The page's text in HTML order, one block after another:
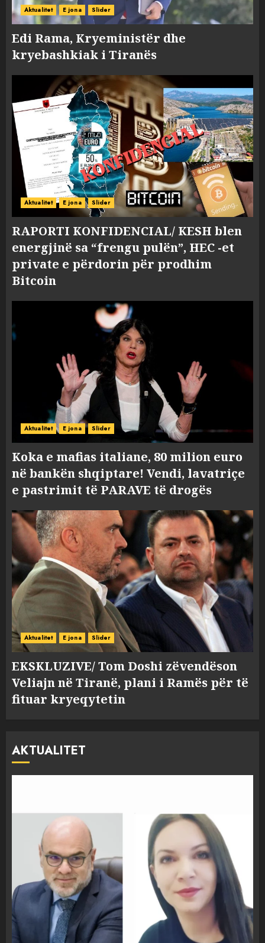
Aktualitet E jona Slider
Edi Rama, Kryeministër dhe
kryebashkiak i Tiranës
Aktualitet E jona Slider
RAPORTI KONFIDENCIAL/ KESH blen
energjinë sa “frengu pulën”, HEC -et
private e përdorin për prodhim
Bitcoin
Aktualitet E jona Slider
Koka e mafias italiane, 80 milion euro
në bankën shqiptare! Vendi, lavatriçe
e pastrimit të PARAVE të drogës
Aktualitet E jona Slider
EKSKLUZIVE/ Tom Doshi zëvendëson
Veliajn në Tiranë, plani i Ramës për të
fituar kryeqytetin
AKTUALITET